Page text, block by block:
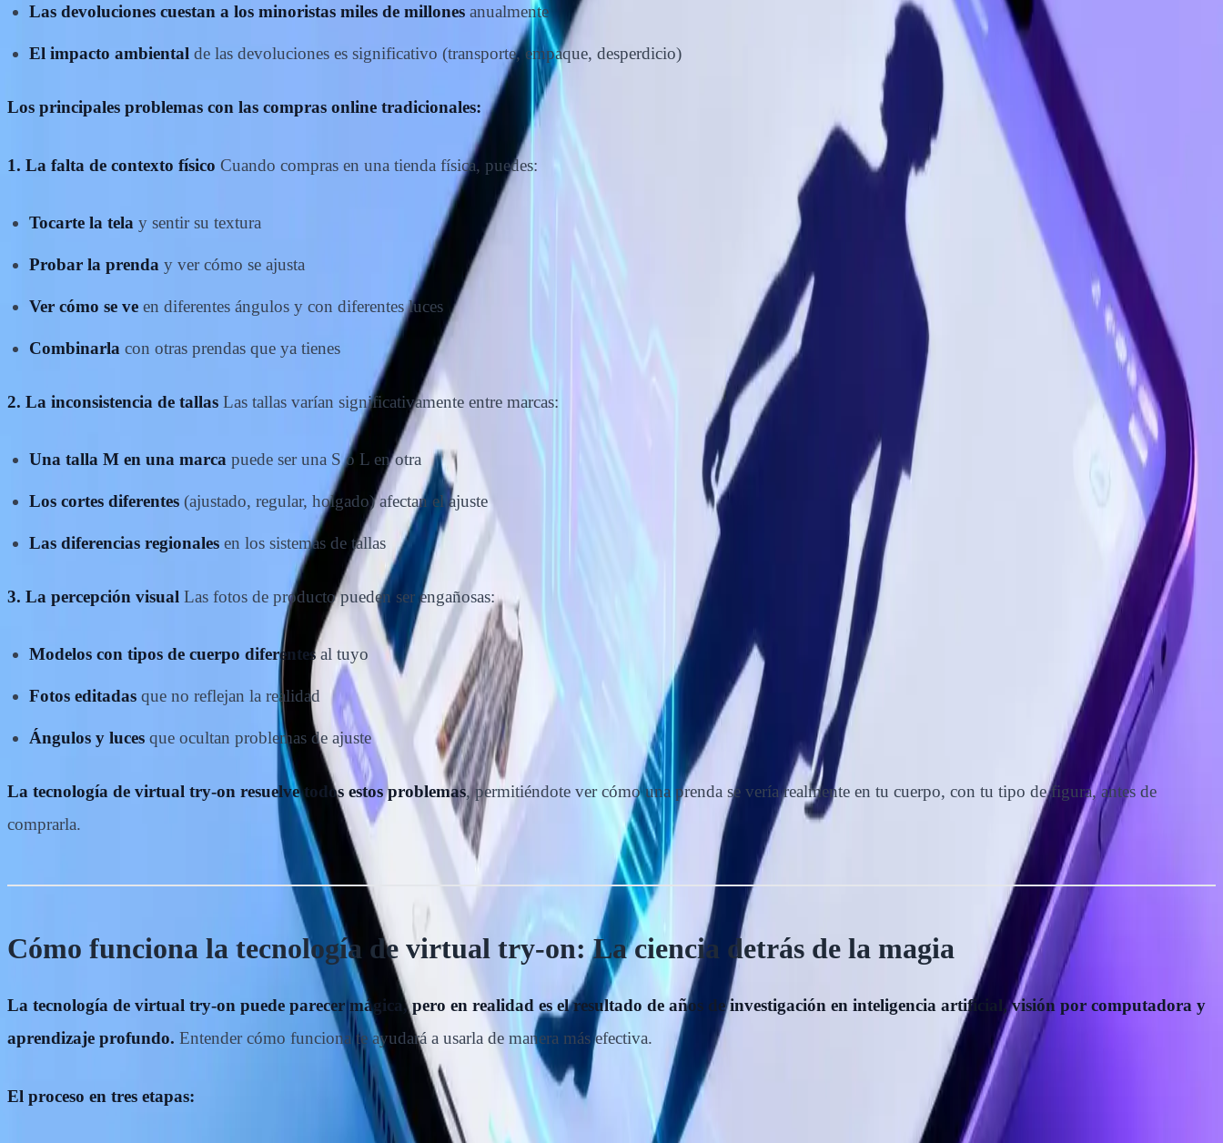
Las devoluciones cuestan a los minoristas miles de millones anualmente
El impacto ambiental de las devoluciones es significativo (transporte, empaque, desperdicio)
Los principales problemas con las compras online tradicionales:
1. La falta de contexto físico Cuando compras en una tienda física, puedes:
Tocarte la tela y sentir su textura
Probar la prenda y ver cómo se ajusta
Ver cómo se ve en diferentes ángulos y con diferentes luces
Combinarla con otras prendas que ya tienes
2. La inconsistencia de tallas Las tallas varían significativamente entre marcas:
Una talla M en una marca puede ser una S o L en otra
Los cortes diferentes (ajustado, regular, holgado) afectan el ajuste
Las diferencias regionales en los sistemas de tallas
3. La percepción visual Las fotos de producto pueden ser engañosas:
Modelos con tipos de cuerpo diferentesal tuyo
Fotos editadas que no reflejan la realidad
Ángulos y luces que ocultan problemas de ajuste
La tecnología de virtual try-on resuelve todos estos problemas, permitiéndote ver cómo una prenda se vería realmente en tu cuerpo, con tu tipo de figura, antes de
comprarla.
Cómo funciona la tecnología de virtual try-on: La ciencia detrás de la magia
La tecnología de virtual try-on puede parecer mágica, pero en realidad es el resultado de años de investigación en inteligencia artificial, visión por computadora y
aprendizaje profundo. Entender cómo funciona te ayudará a usarla de manera más efectiva.
El proceso en tres etapas: